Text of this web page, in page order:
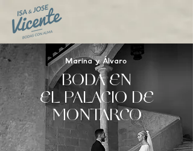
Marina y Álvaro
BODA EN
EL PALACIO DE
MONTARCO